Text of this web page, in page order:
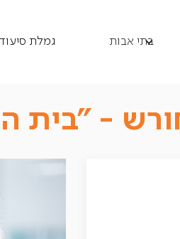
בתי אבות גמלת סיעוד
- ״בית